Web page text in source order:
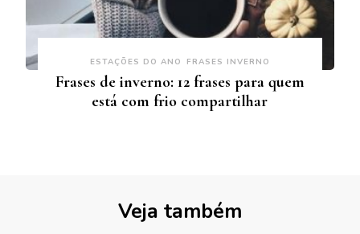
ESTAÇÕES DO ANO FRASES INVERNO
Frases de inverno: 12 frases para quem
está com frio compartilhar
Veja também